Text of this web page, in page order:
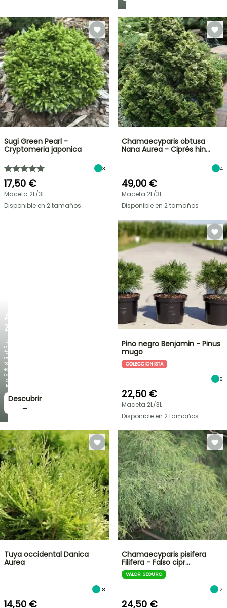
AGAPANTHUS
ZAMBEZI
¡Cuando
el
follaje
es
tan
espectacular
como
la
floración!
Descubrir
→
Sugi Green Pearl -
Cryptomeria japonica
3
17,50 €
Maceta 2L/3L
Disponible en 2 tamaños
Chamaecyparis obtusa
Nana Aurea - Ciprés hin…
4
49,00 €
Maceta 2L/3L
Disponible en 2 tamaños
Pino negro Benjamin - Pinus
mugo
COLECCIONISTA
6
22,50 €
Maceta 2L/3L
Disponible en 2 tamaños
Tuya occidental Danica
Aurea
18
14,50 €
Chamaecyparis pisifera
Filifera - Falso cipr…
VALOR SEGURO
12
24,50 €